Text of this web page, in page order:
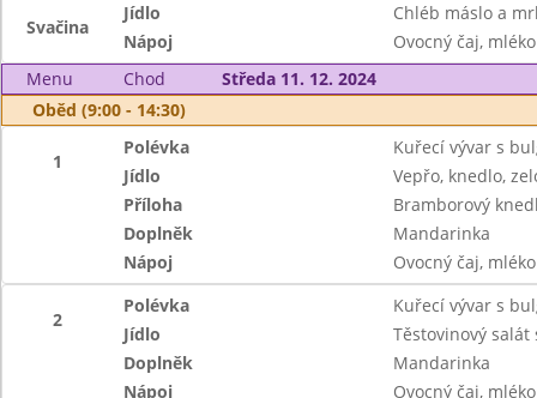
Svačina
Jídlo
Chléb máslo a
Nápoj
Ovocný čaj, mléko
Menu
Chod
Středa 11. 12. 2024
Oběd (9:00 - 14:30)
1
Polévka
Kuřecí vývar s
Jídlo
Vepřo, knedlo,
Příloha
Bramborový
Doplněk
Mandarinka
Nápoj
Ovocný čaj, mléko
2
Polévka
Kuřecí vývar s
Jídlo
Těstovinový
Doplněk
Mandarinka
Nápoj
Ovocný čaj, mléko